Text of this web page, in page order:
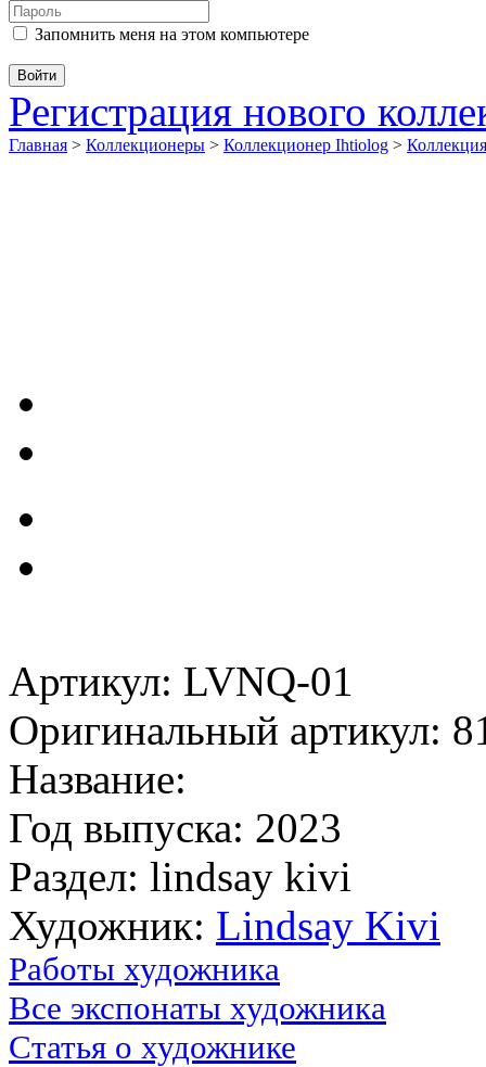
Запомнить меня на этом компьютере
Регистрация нового
Главная > Коллекционеры > Коллекционер Ihtiolog >
Артикул: LVNQ-01
Оригинальный артикул:
Название:
Год выпуска: 2023
Раздел: lindsay kivi
Художник: Lindsay Kivi
Работы художника
Все экспонаты художника
Статья о художнике